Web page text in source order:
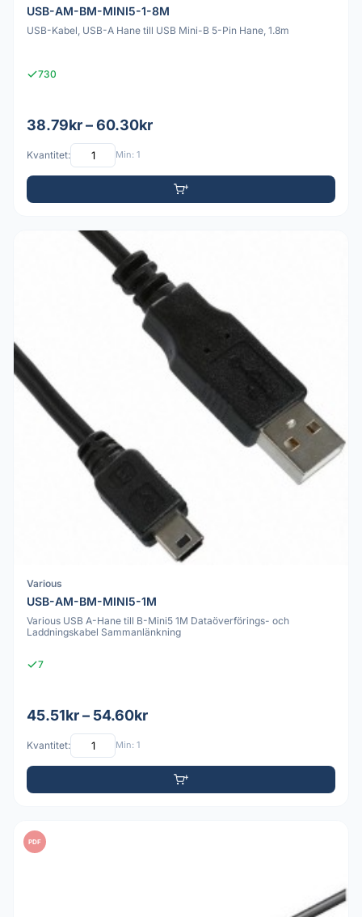
USB-AM-BM-MINI5-1-8M
USB-Kabel, USB-A Hane till USB Mini-B 5-Pin Hane, 1.8m
730
38.79kr – 60.30kr
Kvantitet: Min: 1
Various
USB-AM-BM-MINI5-1M
Various USB A-Hane till B-Mini5 1M Dataöverförings- och
Laddningskabel Sammanlänkning
7
45.51kr – 54.60kr
Kvantitet: Min: 1
PDF